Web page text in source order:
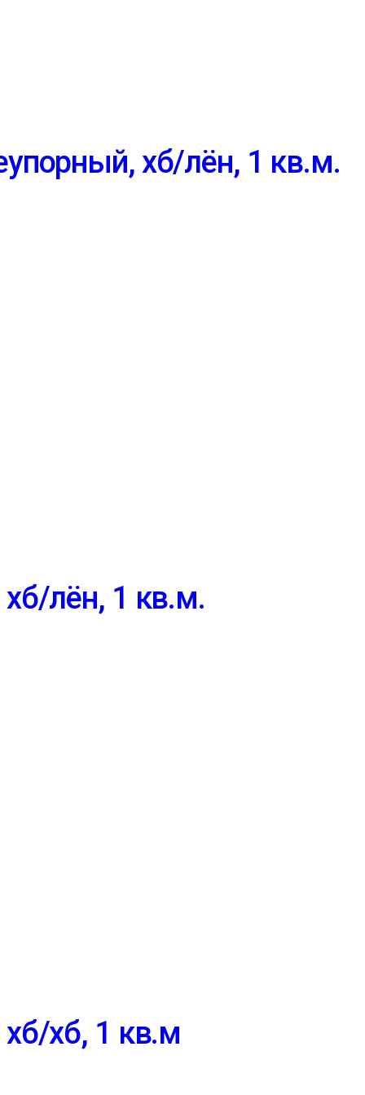
хб/лён, 1 кв.м.
лён, 1 кв.м.
хб, 1 кв.м